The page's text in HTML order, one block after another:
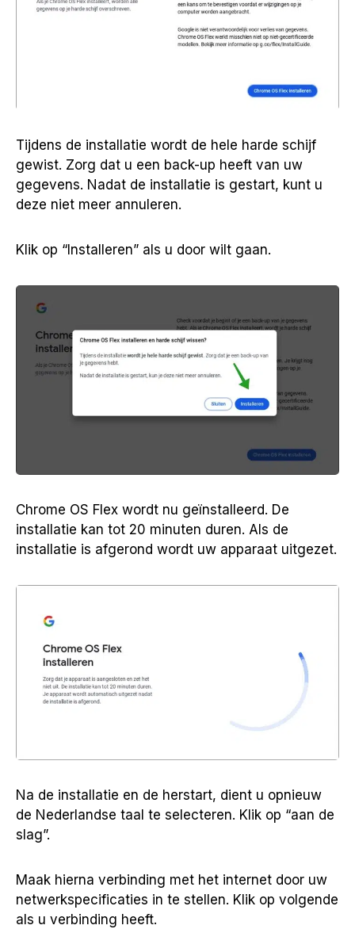
Tijdens de installatie wordt de hele harde schijf
gewist. Zorg dat u een back-up heeft van uw
gegevens. Nadat de installatie is gestart, kunt u
deze niet meer annuleren.
Klik op “Installeren” als u door wilt gaan.
Chrome OS Flex wordt nu geïnstalleerd. De
installatie kan tot 20 minuten duren. Als de
installatie is afgerond wordt uw apparaat uitgezet.
Na de installatie en de herstart, dient u opnieuw
de Nederlandse taal te selecteren. Klik op “aan de
slag”.
Maak hierna verbinding met het internet door uw
netwerkspecificaties in te stellen. Klik op volgende
als u verbinding heeft.